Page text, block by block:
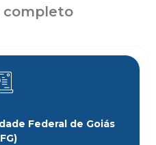
completo
Federal de Goiás